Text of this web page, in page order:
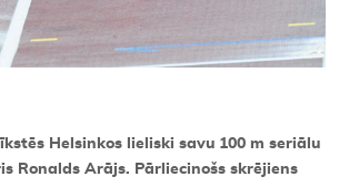
Helsinkos lieliski savu 100 m seriālu
Ronalds Arājs. Pārliecinošs skrējiens